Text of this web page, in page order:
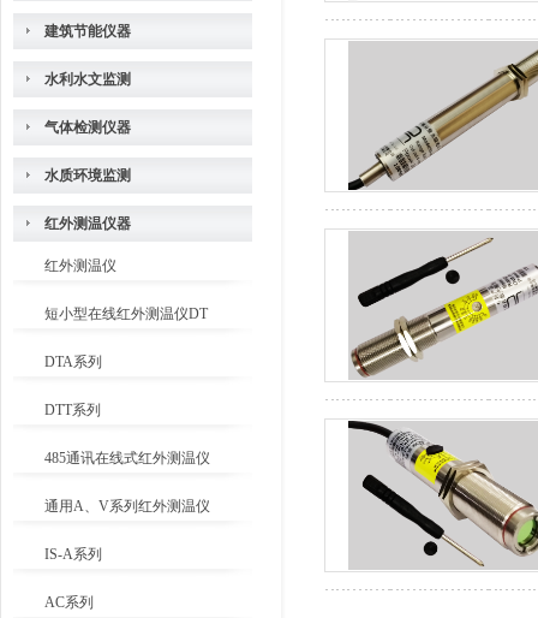
建筑节能仪器
水利水文监测
气体检测仪器
水质环境监测
红外测温仪器
红外测温仪
短小型在线红外测温仪DT
DTA系列
DTT系列
485通讯在线式红外测温仪
通用A、V系列红外测温仪
IS-A系列
AC系列